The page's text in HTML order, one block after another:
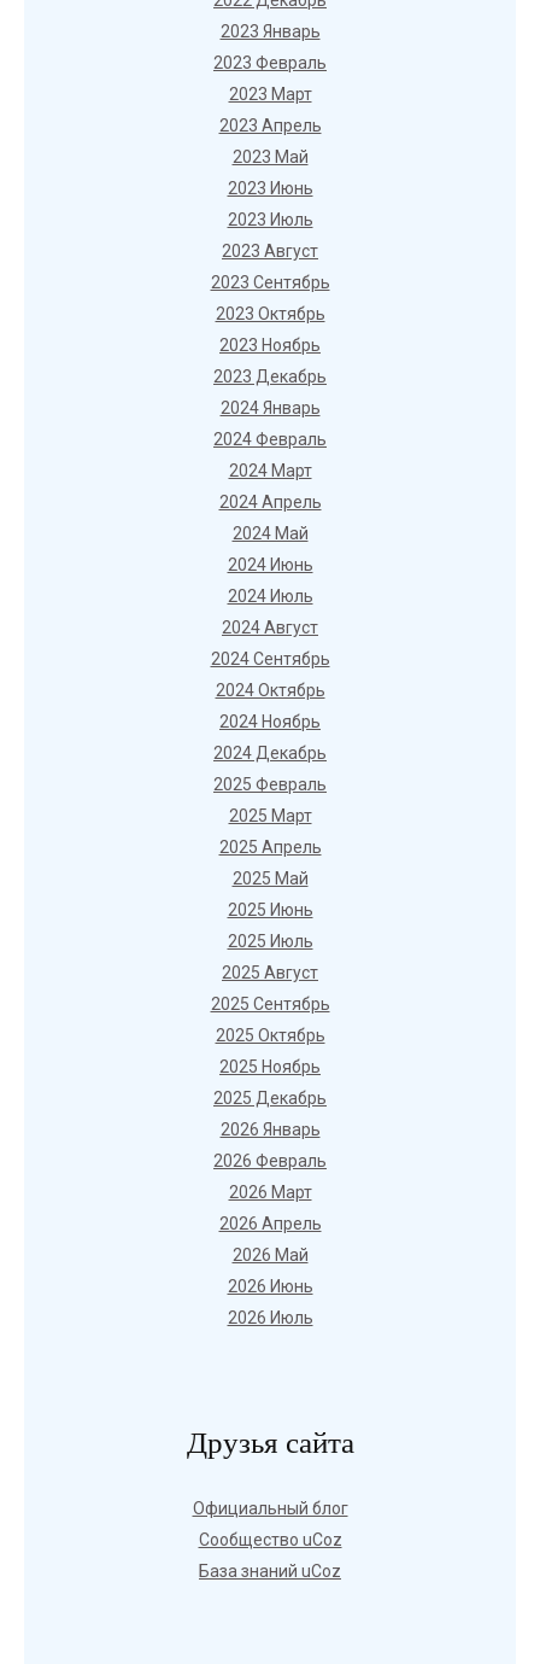
2023 Январь
2023 Февраль
2023 Март
2023 Апрель
2023 Май
2023 Июнь
2023 Июль
2023 Август
2023 Сентябрь
2023 Октябрь
2023 Ноябрь
2023 Декабрь
2024 Январь
2024 Февраль
2024 Март
2024 Апрель
2024 Май
2024 Июнь
2024 Июль
2024 Август
2024 Сентябрь
2024 Октябрь
2024 Ноябрь
2024 Декабрь
2025 Февраль
2025 Март
2025 Апрель
2025 Май
2025 Июнь
2025 Июль
2025 Август
2025 Сентябрь
2025 Октябрь
2025 Ноябрь
2025 Декабрь
2026 Январь
2026 Февраль
2026 Март
2026 Апрель
2026 Май
2026 Июнь
2026 Июль
Друзья сайта
Официальный блог
Сообщество uCoz
База знаний uCoz